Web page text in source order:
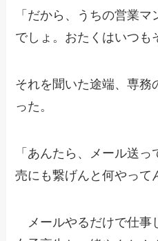
「だから、うちの営業
でしょ。おたくはいつも
それを聞いた途端、専務
った。
「あんたら、メール送
売にも繋げんと何やって
メールやるだけで仕事